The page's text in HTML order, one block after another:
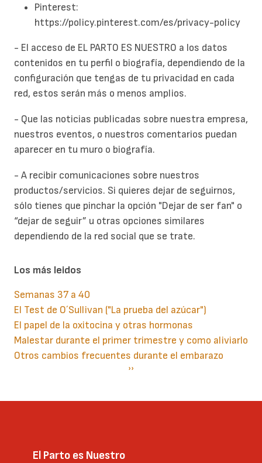
Pinterest:
https://policy.pinterest.com/es/privacy-policy
- El acceso de EL PARTO ES NUESTRO a los datos
contenidos en tu perfil o biografía, dependiendo de la
configuración que tengas de tu privacidad en cada
red, estos serán más o menos amplios.
- Que las noticias publicadas sobre nuestra empresa,
nuestros eventos, o nuestros comentarios puedan
aparecer en tu muro o biografía.
- A recibir comunicaciones sobre nuestros
productos/servicios. Si quieres dejar de seguirnos,
sólo tienes que pinchar la opción "Dejar de ser fan" o
“dejar de seguir” u otras opciones similares
dependiendo de la red social que se trate.
Los más leidos
Semanas 37 a 40
El Test de O´Sullivan ("La prueba del azúcar")
El papel de la oxitocina y otras hormonas
Malestar durante el primer trimestre y como aliviarlo
Otros cambios frecuentes durante el embarazo
Siguiente
››
El Parto es Nuestro